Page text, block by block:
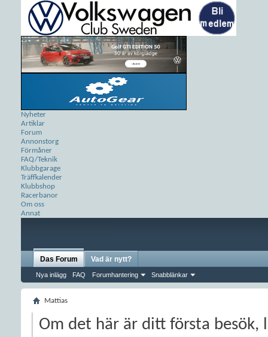
Nyheter
Artiklar
Forum
Annonstorg
Förmåner
FAQ/Teknik
Klubbgarage
Träffkalender
Klubbshop
Racerbanor
Om oss
Annat
Das Forum
Nya inlägg FAQ Forumhantering Snabblänkar
Vad är nytt?
Mattias
Om det här är ditt första besök,